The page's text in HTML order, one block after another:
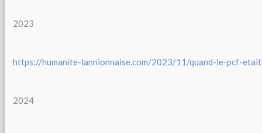
2023
https://humanite-lannionnaise.com/2023/11/quand-le-pcf-
2024